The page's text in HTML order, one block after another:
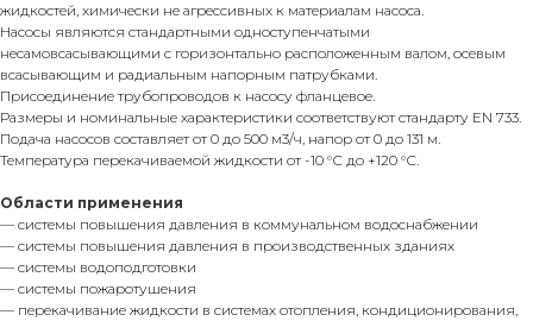
жидкостей, химически не агрессивных к материалам насоса.
Насосы являются стандартными одноступенчатыми
несамовсасывающими с горизонтально расположенным валом, осевым
всасывающим и радиальным напорным патрубками.
Присоединение трубопроводов к насосу фланцевое.
Размеры и номинальные характеристики соответствуют стандарту EN 733.
Подача насосов составляет от 0 до 500 м3/ч, напор от 0 до 131 м.
Температура перекачиваемой жидкости от -10 °С до +120 °С.
Области применения
— системы повышения давления в коммунальном водоснабжении
— системы повышения давления в производственных зданиях
— системы водоподготовки
— системы пожаротушения
— перекачивание жидкости в системах отопления, кондиционирования,